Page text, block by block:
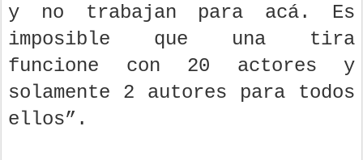
y no trabajan para acá. Es
imposible que una tira
funcione con 20 actores y
solamente 2 autores para todos
ellos”.